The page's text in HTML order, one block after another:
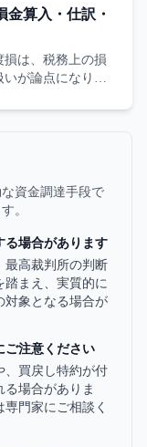
算入・仕訳・
は、税務上の損
が論点になりま
資金調達手段で
。
る場合があります
最高裁判所の判断
踏まえ、実質的に
対象となる場合が
ご注意ください
、買戻し特約が付
場合がありま
門家にご相談く